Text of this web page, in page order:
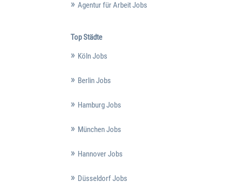
Agentur für Arbeit Jobs
Top Städte
Köln Jobs
Berlin Jobs
Hamburg Jobs
München Jobs
Hannover Jobs
Düsseldorf Jobs